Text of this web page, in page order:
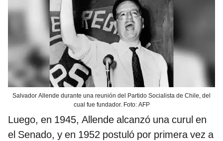
Salvador Allende durante una reunión del Partido Socialista de Chile, del
cual fue fundador. Foto: AFP
Luego, en 1945, Allende alcanzó una curul en
el Senado, y en 1952 postuló por primera vez a